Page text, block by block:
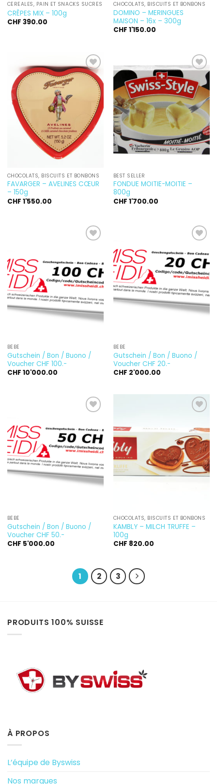
CÉRÉALES, PAIN ET SNACKS SUCRÉS
CRÊPES MIX – 100g
CHF 390.00
CHOCOLATS, BISCUITS ET BONBONS
DOMINO – MERINGUES
MAISON – 16x – 300g
CHF 1'150.00
wishlist
CHOCOLATS, BISCUITS ET BONBONS
FAVARGER – AVELINES CŒUR
– 150g
CHF 1'550.00
Ajouter
à la
wishlist
BEST SELLER
FONDUE MOITIE-MOITIE –
800g
CHF 1'700.00
Ajouter
à la
wishlist
BÉBÉ
Gutschein / Bon / Buono /
Voucher CHF 100.-
CHF 10'000.00
Ajouter
à la
wishlist
BÉBÉ
Gutschein / Bon / Buono /
Voucher CHF 20.-
CHF 2'000.00
Ajouter
à la
wishlist
BÉBÉ
Gutschein / Bon / Buono /
Voucher CHF 50.-
CHF 5'000.00
Ajouter
à la
wishlist
CHOCOLATS, BISCUITS ET BONBONS
KAMBLY – MILCH TRUFFE –
100g
CHF 820.00
1 2 3
PRODUITS 100% SUISSE
À PROPOS
L’équipe de Byswiss
Nos marques